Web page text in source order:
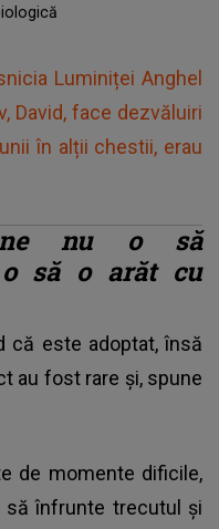
Luminiței Anghel
David, face dezvăluiri
în alții chestii, erau
nu o să
să o arăt cu
că este adoptat, însă
au fost rare și, spune
de momente dificile,
înfrunte trecutul și